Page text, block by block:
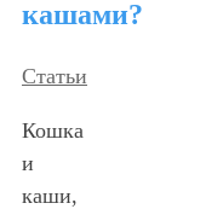
кашами?
Статьи
Кошка
и
каши,